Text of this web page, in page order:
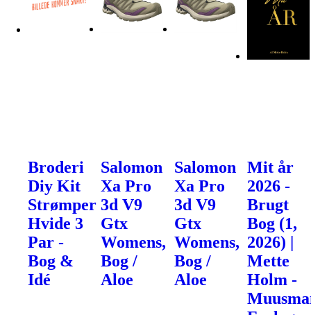
Broderi
Diy Kit
Strømper
Hvide 3
Par -
Bog &
Idé
Salomon
Xa Pro
3d V9
Gtx
Womens,
Bog /
Aloe
Salomon
Xa Pro
3d V9
Gtx
Womens,
Bog /
Aloe
Mit år
2026 -
Brugt
Bog (1,
2026) |
Mette
Holm -